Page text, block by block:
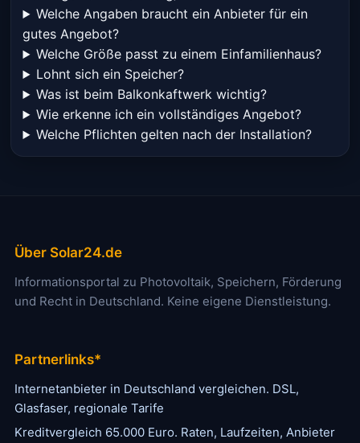
Welche Angaben braucht ein Anbieter für ein
gutes Angebot?
Welche Größe passt zu einem Einfamilienhaus?
Lohnt sich ein Speicher?
Was ist beim Balkonkaftwerk wichtig?
Wie erkenne ich ein vollständiges Angebot?
Welche Pflichten gelten nach der Installation?
Über Solar24.de
Informationsportal zu Photovoltaik, Speichern, Förderung
und Recht in Deutschland. Keine eigene Dienstleistung.
Partnerlinks*
Internetanbieter in Deutschland vergleichen. DSL,
Glasfaser, regionale Tarife
Kreditvergleich 65.000 Euro. Raten, Laufzeiten, Anbieter